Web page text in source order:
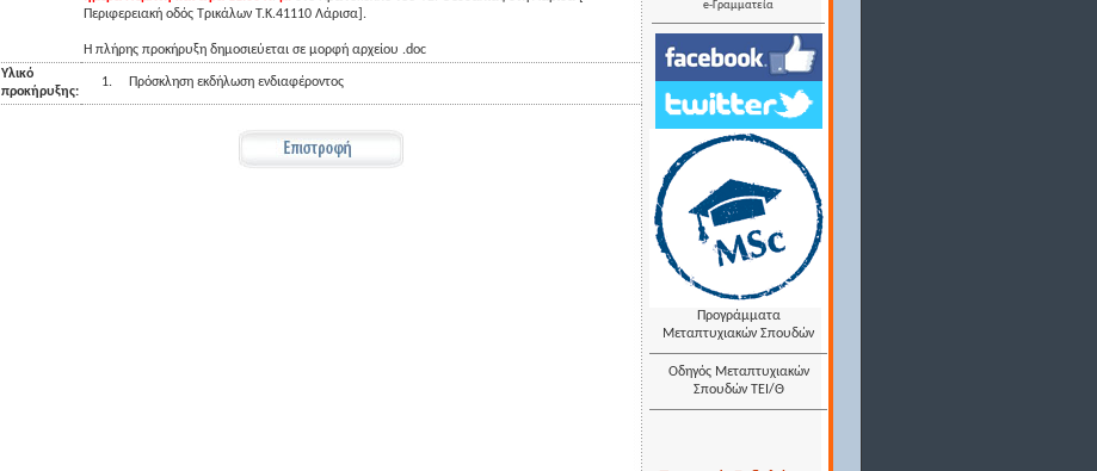
Περιφερειακή οδός Τρικάλων Τ.Κ.41110 Λάρισα].
Η πλήρης προκήρυξη δημοσιεύεται σε μορφή αρχείου .doc
Υλικό
προκήρυξης:
1. Πρόσκληση εκδήλωση ενδιαφέροντος
e-Γραμματεία
Προγράμματα
Μεταπτυχιακών Σπουδών
Οδηγός Μεταπτυχιακών
Σπουδών ΤΕΙ/Θ